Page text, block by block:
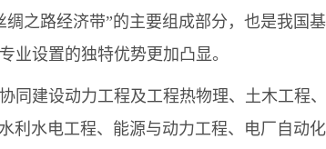
之路经济带”的主要组成部分，也是我国
业设置的独特优势更加凸显。
同建设动力工程及工程热物理、土木工程
利水电工程、能源与动力工程、电厂自动